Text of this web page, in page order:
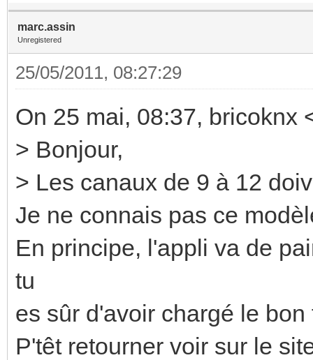
marc.assin
Unregistered
25/05/2011, 08:27:29
On 25 mai, 08:37, bricoknx
> Bonjour,
> Les canaux de 9 à 12
Je ne connais pas ce
En principe, l'appli va de
tu
es sûr d'avoir chargé le
P'têt retourner voir sur le